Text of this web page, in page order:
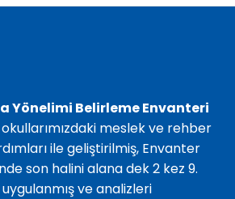
Yönelimi Belirleme Envanteri
meslek ve rehber
ile geliştirilmiş, Envanter
son halini alana dek 2 kez 9.
ve analizleri